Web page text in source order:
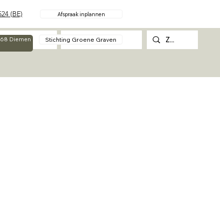
Over Contact
Diemen Stichting Groene Graven
(BE) Afspraak inplannen